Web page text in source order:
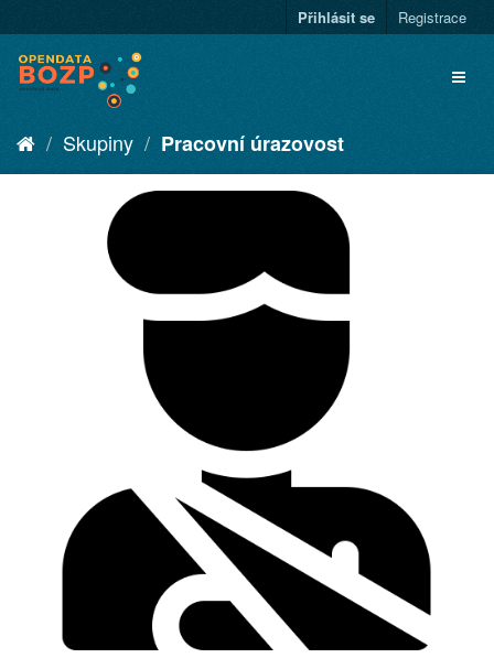
Přihlásit se Registrace
Skupiny Pracovní úrazovost